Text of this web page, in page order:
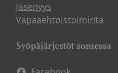
Jäsenyys
Vapaaehtoistoiminta
Syöpäjärjestöt somessa